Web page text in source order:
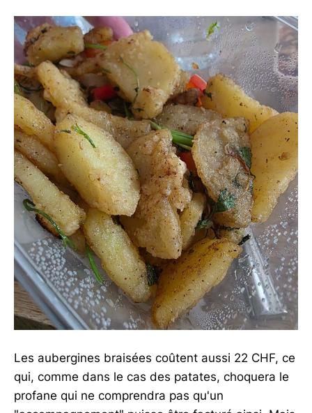
Les aubergines braisées coûtent aussi 22 CHF, ce
qui, comme dans le cas des patates, choquera le
profane qui ne comprendra pas qu'un